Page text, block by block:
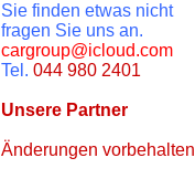
Sie finden etwas nicht
fragen Sie uns an.
cargroup@icloud.com
Tel. 044 980 2401
Unsere Partner
Änderungen vorbehalten